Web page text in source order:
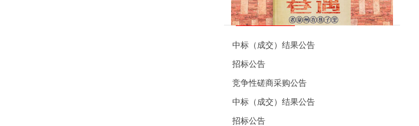
便民资讯
中标（成交）结果公告
招标公告
竞争性磋商采购公告
中标（成交）结果公告
招标公告